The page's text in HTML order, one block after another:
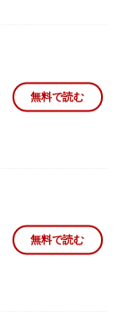
無料で読む
無料で読む